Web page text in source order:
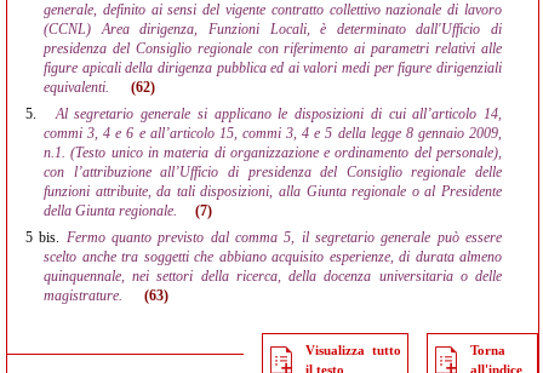
generale, definito ai sensi del vigente contratto collettivo nazionale di lavoro
(CCNL) Area dirigenza, Funzioni Locali, è determinato dall'Ufficio di
presidenza del Consiglio regionale con riferimento ai parametri relativi alle
figure apicali della dirigenza pubblica ed ai valori medi per figure dirigenziali
equivalenti.
(62)
5.
Al segretario generale si applicano le disposizioni di cui all’articolo 14,
commi 3, 4 e 6 e all’articolo 15, commi 3, 4 e 5 della legge 8 gennaio 2009,
n.1. (Testo unico in materia di organizzazione e ordinamento del personale),
con l’attribuzione all’Ufficio di presidenza del Consiglio regionale delle
funzioni attribuite, da tali disposizioni, alla Giunta regionale o al Presidente
della Giunta regionale.
(7)
5 bis. Fermo quanto previsto dal comma 5, il segretario generale può essere
scelto anche tra soggetti che abbiano acquisito esperienze, di durata almeno
quinquennale, nei settori della ricerca, della docenza universitaria o delle
magistrature.
(63)
Visualizza tutto
il testo
Torna
all'indice